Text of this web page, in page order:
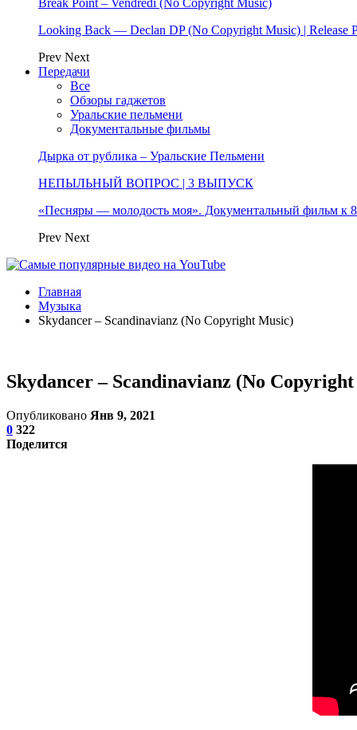
Break Point – Vendredi (No Copyright Music)
Looking Back — Declan DP (No Copyright Music) | Release
Prev Next
Передачи
Все
Обзоры гаджетов
Уральские пельмени
Документальные фильмы
Дырка от рублика – Уральские Пельмени
НЕПЫЛЬНЫЙ ВОПРОС | 3 ВЫПУСК
«Песняры — молодость моя». Документальный фильм к
Prev Next
Главная
Музыка
Skydancer – Scandinavianz (No Copyright Music)
Skydancer – Scandinavianz (No
Опубликовано Янв 9, 2021
0 322
Поделится